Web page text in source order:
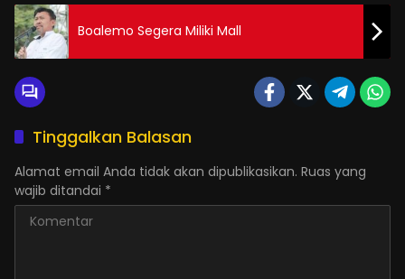
Boalemo Segera Miliki Mall
Tinggalkan Balasan
Alamat email Anda tidak akan dipublikasikan. Ruas yang
wajib ditandai *